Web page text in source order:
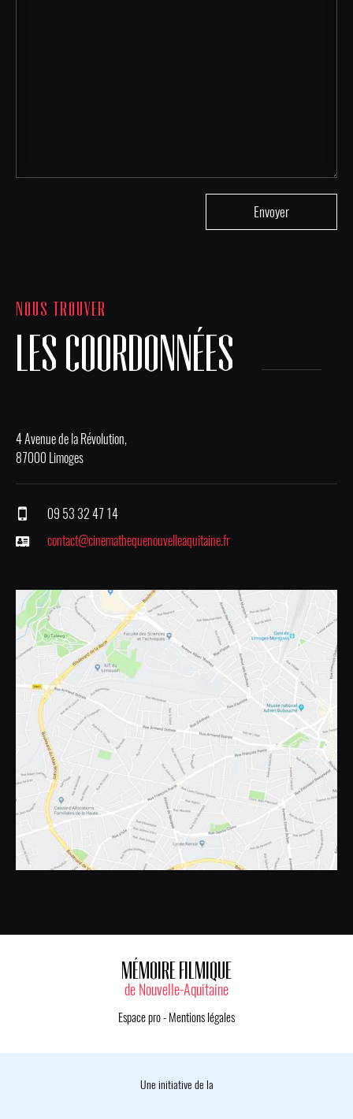
NOUS TROUVER
LES COORDONNÉES
4 Avenue de la Révolution,
87000 Limoges
09 53 32 47 14
contact@cinemathequenouvelleaquitaine.fr
MÉMOIRE FILMIQUE
de Nouvelle-Aquitaine
Espace pro- Mentions légales
Une initiative de la